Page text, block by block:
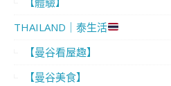
THAILAND｜泰生活
【曼谷看屋趣】
【曼谷美食】